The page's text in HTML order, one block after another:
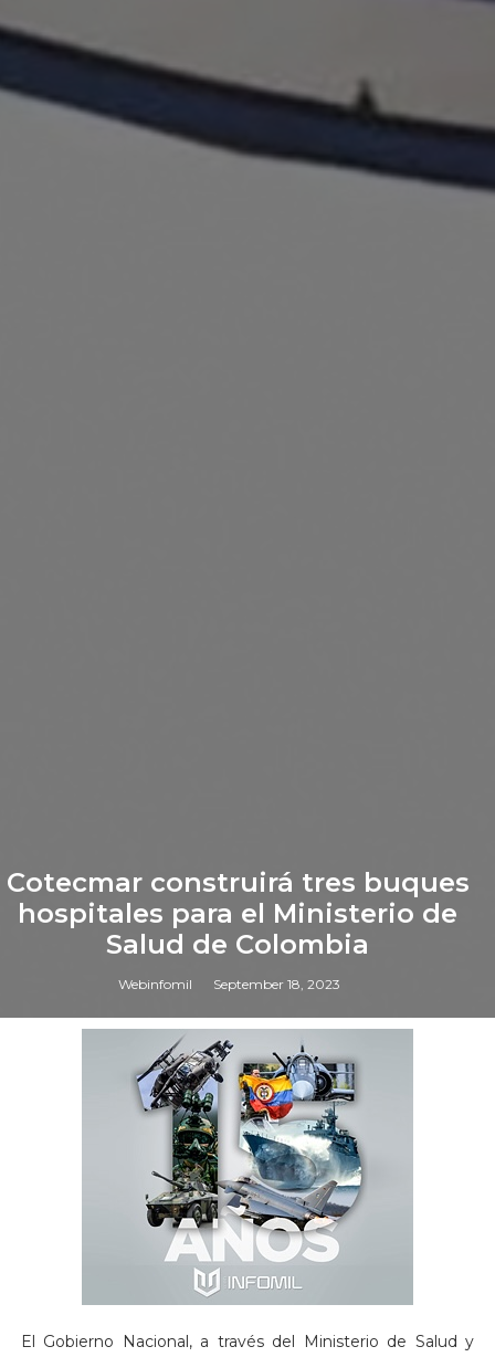
Cotecmar construirá tres buques
hospitales para el Ministerio de
Salud de Colombia
Webinfomil September 18, 2023
El Gobierno Nacional, a través del Ministerio de Salud y